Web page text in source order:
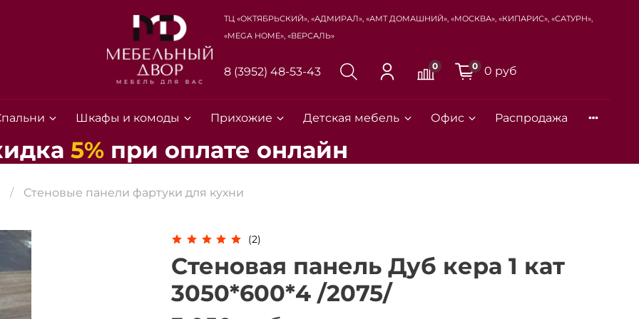
ТЦ «Октябрьский», «Адмирал», «Амт Домашний», «Москва», «Кипарис», «Сатурн»,
«Mega Home», «Версаль»
8 (3952) 48-53-43 0 0 0 руб
Шкафы и комоды Прихожие Детская мебель Офис Распродажа
5%при оплате онлайн
Стеновые панели фартуки для кухни
(2)
Стеновая панель Дуб кера 1 кат
3050*600*4 /2075/
оплату на части